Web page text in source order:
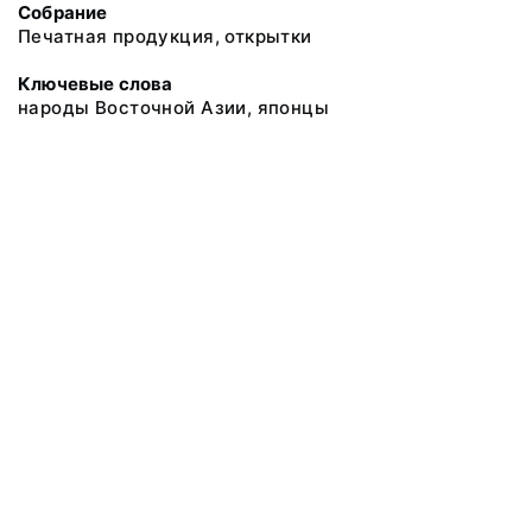
Собрание
Печатная продукция, открытки
Ключевые слова
народы Восточной Азии, японцы